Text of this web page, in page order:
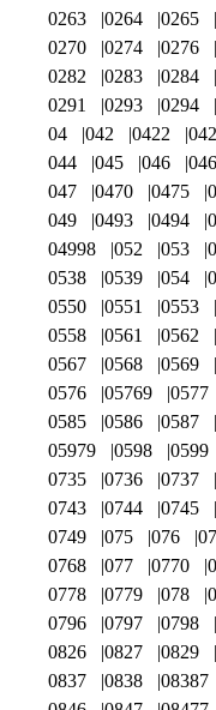
0263
0264 0265
0270
0274 0276
0282
0283 0284
0291
0293 0294
04
042 0422
044
045 046
047
0470 0475
049
0493 0494
04998
052 053
0538
0539 054
0550
0551 0553
0558
0561 0562
0567
0568 0569
0576
05769 0577
0585
0586 0587
05979
0598 0599
0735
0736 0737
0743
0744 0745
0749
075 076
0768
077 0770
0778
0779 078
0796
0797 0798
0826
0827 0829
0837
0838 08387